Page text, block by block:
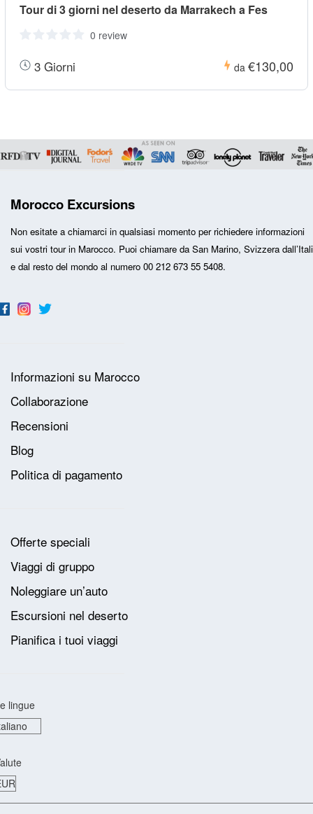
Tour di 3 giorni nel deserto da Marrakech a Fes
0 review
3 Giorni da €130,00
Morocco Excursions
Non esitate a chiamarci in qualsiasi momento per richiedere informazioni
sui vostri tour in Marocco. Puoi chiamare da San Marino, Svizzera
e dal resto del mondo al numero 00 212 673 55 5408.
Informazioni su Marocco
Collaborazione
Recensioni
Blog
Politica di pagamento
Offerte speciali
Viaggi di gruppo
Noleggiare un’auto
Escursioni nel deserto
Pianifica i tuoi viaggi
lingue